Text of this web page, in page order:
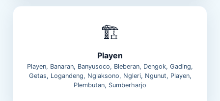
🏗️
Playen
Playen, Banaran, Banyusoco, Bleberan, Dengok, Gading,
Getas, Logandeng, Nglaksono, Ngleri, Ngunut, Playen,
Plembutan, Sumberharjo